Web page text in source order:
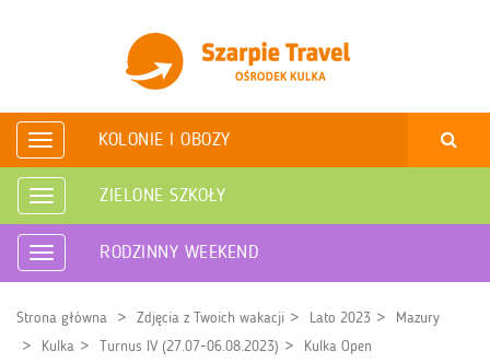
Rozwiń
nawigację
KOLONIE I OBOZY
Rozwiń
nawigację
ZIELONE SZKOŁY
Rozwiń
nawigację
RODZINNY WEEKEND
Strona główna Zdjęcia z Twoich wakacji Lato 2023
Mazury
Kulka
Turnus IV (27.07-06.08.2023) Kulka Open